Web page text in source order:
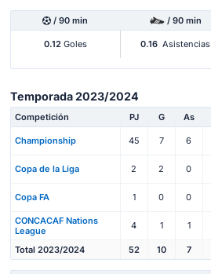
/ 90 min / 90 min
0.12 Goles 0.16 Asistencias
Temporada 2023/2024
Competición PJ G As
Championship 45 7 6
Copa de la Liga 2 2 0
Copa FA 1 0 0
CONCACAF Nations
League
4 1 1
Total 2023/2024 52 10 7